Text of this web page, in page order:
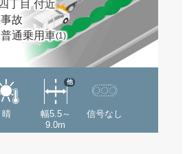
丁目 付近
故
普通乗用車(1)
晴
幅5.5～
9.0m
他
信号なし